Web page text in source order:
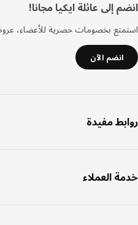
إلى عائلة ايكيا مجانا!
بخصومات حصرية للأعضاء، عروض
انضم الآن
مفيدة
العملاء